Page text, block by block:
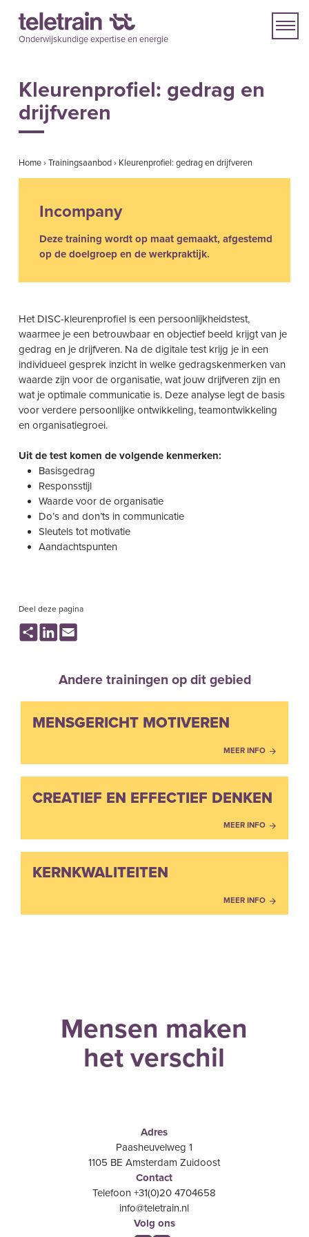
Onderwijskundige expertise en energie
Kleurenprofiel: gedrag en
drijfveren
Home›Trainingsaanbod› Kleurenprofiel: gedrag en drijfveren
Incompany
Deze training wordt op maat gemaakt, afgestemd
op de doelgroep en de werkpraktijk.
Het DISC-kleurenprofiel is een persoonlijkheidstest,
waarmee je een betrouwbaar en objectief beeld krijgt van je
gedrag en je drijfveren. Na de digitale test krijg je in een
individueel gesprek inzicht in welke gedragskenmerken van
waarde zijn voor de organisatie, wat jouw drijfveren zijn en
wat je optimale communicatie is. Deze analyse legt de basis
voor verdere persoonlijke ontwikkeling, teamontwikkeling
en organisatiegroei.
Uit de test komen de volgende kenmerken:
Basisgedrag
Responsstijl
Waarde voor de organisatie
Do’s and don’ts in communicatie
Sleutels tot motivatie
Aandachtspunten
Deel deze pagina
ShareLinkedInEmail
Andere trainingen op dit gebied
MENSGERICHT MOTIVEREN
MEER INFO
CREATIEF EN EFFECTIEF DENKEN
MEER INFO
KERNKWALITEITEN
MEER INFO
Mensen maken
het verschil
Adres
Paasheuvelweg 1
1105 BE Amsterdam Zuidoost
Contact
Telefoon +31(0)20 4704658
info@teletrain.nl
Volg ons